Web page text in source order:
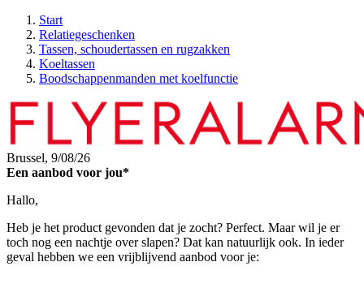
Start
Relatiegeschenken
Tassen, schoudertassen en rugzakken
Koeltassen
Boodschappenmanden met koelfunctie
Brussel, 9/08/26
Een aanbod voor jou*
Hallo,
Heb je het product gevonden dat je zocht? Perfect. Maar wil je er
toch nog een nachtje over slapen? Dat kan natuurlijk ook. In ieder
geval hebben we een vrijblijvend aanbod voor je: